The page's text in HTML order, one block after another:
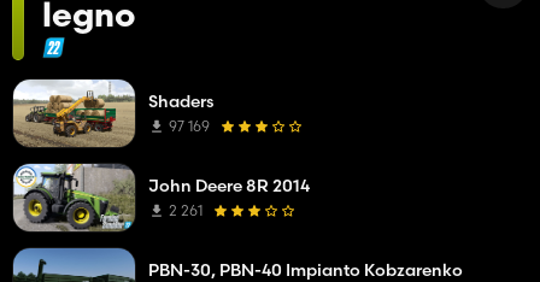
legno
Shaders
97 169
John Deere 8R 2014
2 261
PBN-30, PBN-40 Impianto Kobzarenko